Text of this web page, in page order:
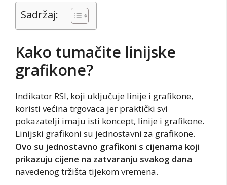
Sadržaj:
Kako tumačite linijske
grafikone?
Indikator RSI, koji uključuje linije i grafikone,
koristi većina trgovaca jer praktički svi
pokazatelji imaju isti koncept, linije i grafikone.
Linijski grafikoni su jednostavni za grafikone.
Ovo su jednostavno grafikoni s cijenama koji
prikazuju cijene na zatvaranju svakog dana
navedenog tržišta tijekom vremena.